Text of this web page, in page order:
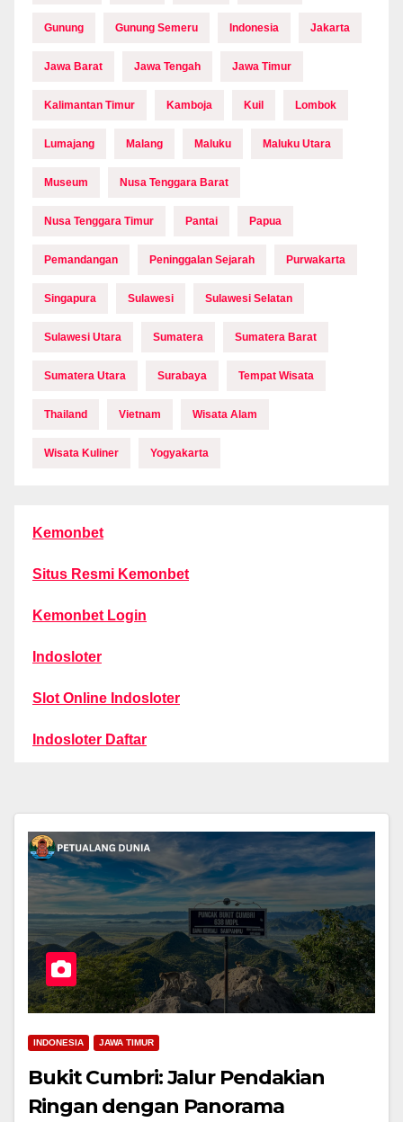
Gunung Gunung Semeru Indonesia Jakarta
Jawa Barat Jawa Tengah Jawa Timur
Kalimantan Timur Kamboja Kuil Lombok
Lumajang Malang Maluku Maluku Utara
Museum Nusa Tenggara Barat
Nusa Tenggara Timur Pantai Papua
Pemandangan Peninggalan Sejarah Purwakarta
Singapura Sulawesi Sulawesi Selatan
Sulawesi Utara Sumatera Sumatera Barat
Sumatera Utara Surabaya Tempat Wisata
Thailand Vietnam Wisata Alam
Wisata Kuliner Yogyakarta
Kemonbet
Situs Resmi Kemonbet
Kemonbet Login
Indosloter
Slot Online Indosloter
Indosloter Daftar
INDONESIA JAWA TIMUR
Bukit Cumbri: Jalur Pendakian
Ringan dengan Panorama